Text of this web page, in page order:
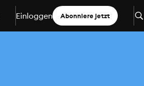
Einloggen Abonniere jetzt